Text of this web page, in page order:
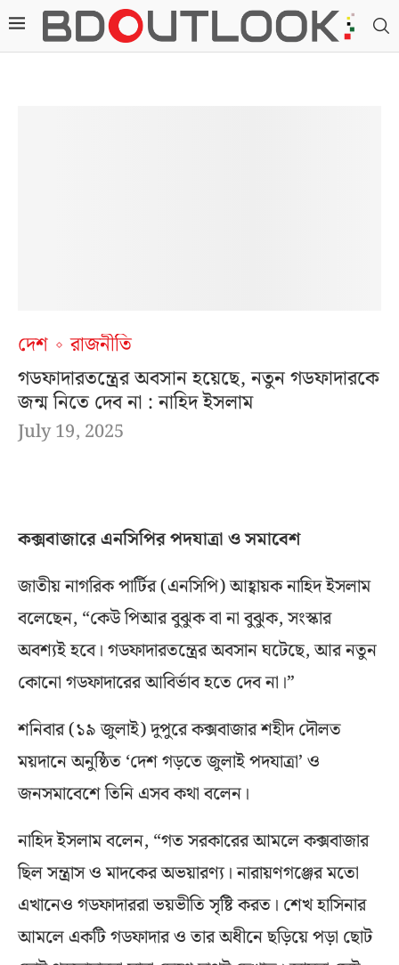
দেশ
রাজনীতি
গডফাদারতন্ত্রের অবসান হয়েছে, নতুন গডফাদারকে
জন্ম নিতে দেব না : নাহিদ ইসলাম
July 19, 2025
কক্সবাজারে এনসিপির পদযাত্রা ও সমাবেশ
জাতীয় নাগরিক পার্টির (এনসিপি) আহ্বায়ক নাহিদ ইসলাম
বলেছেন, “কেউ পিআর বুঝুক বা না বুঝুক, সংস্কার
অবশ্যই হবে। গডফাদারতন্ত্রের অবসান ঘটেছে, আর নতুন
কোনো গডফাদারের আবির্ভাব হতে দেব না।”
শনিবার (১৯ জুলাই) দুপুরে কক্সবাজার শহীদ দৌলত
ময়দানে অনুষ্ঠিত ‘দেশ গড়তে জুলাই পদযাত্রা’ ও
জনসমাবেশে তিনি এসব কথা বলেন।
নাহিদ ইসলাম বলেন, “গত সরকারের আমলে কক্সবাজার
ছিল সন্ত্রাস ও মাদকের অভয়ারণ্য। নারায়ণগঞ্জের মতো
এখানেও গডফাদাররা ভয়ভীতি সৃষ্টি করত। শেখ হাসিনার
আমলে একটি গডফাদার ও তার অধীনে ছড়িয়ে পড়া ছোট